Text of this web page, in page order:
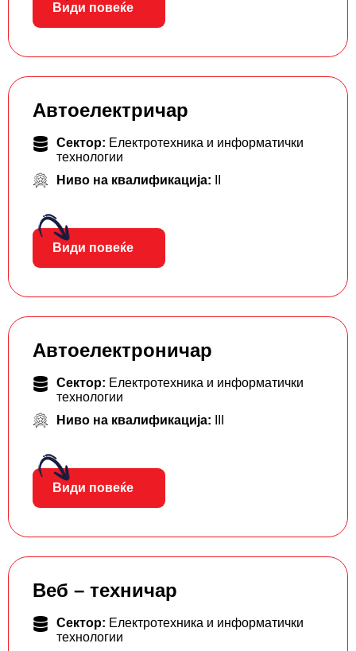
Види повеќе
Автоелектричар
Сектор: Електротехника и информатички
технологии
Ниво на квалификација:
Види повеќе
Автоелектроничар
Сектор: Електротехника и информатички
технологии
Ниво на квалификација:
Види повеќе
Веб – техничар
Сектор: Електротехника и информатички
технологии